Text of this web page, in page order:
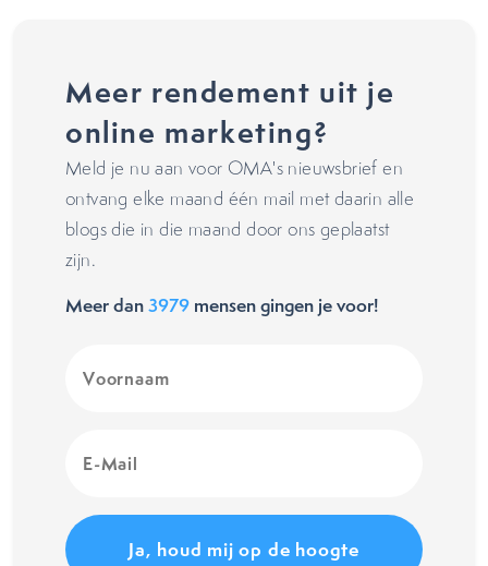
Meer rendement uit je
online marketing?
Meld je nu aan voor OMA's nieuwsbrief en
ontvang elke maand één mail met daarin alle
blogs die in die maand door ons geplaatst
zijn.
Meer dan3979 mensen gingen je voor!
(Vereist)
Mail